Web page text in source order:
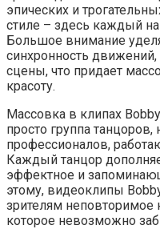
эпических и
стиле – здесь каждый
Большое внимание
синхронность
сцены, что придает
красоту.
Массовка в клипах
просто группа
профессионалов,
Каждый танцор
эффектное и
этому, видеоклипы
зрителям неповторимое
которое невозможно